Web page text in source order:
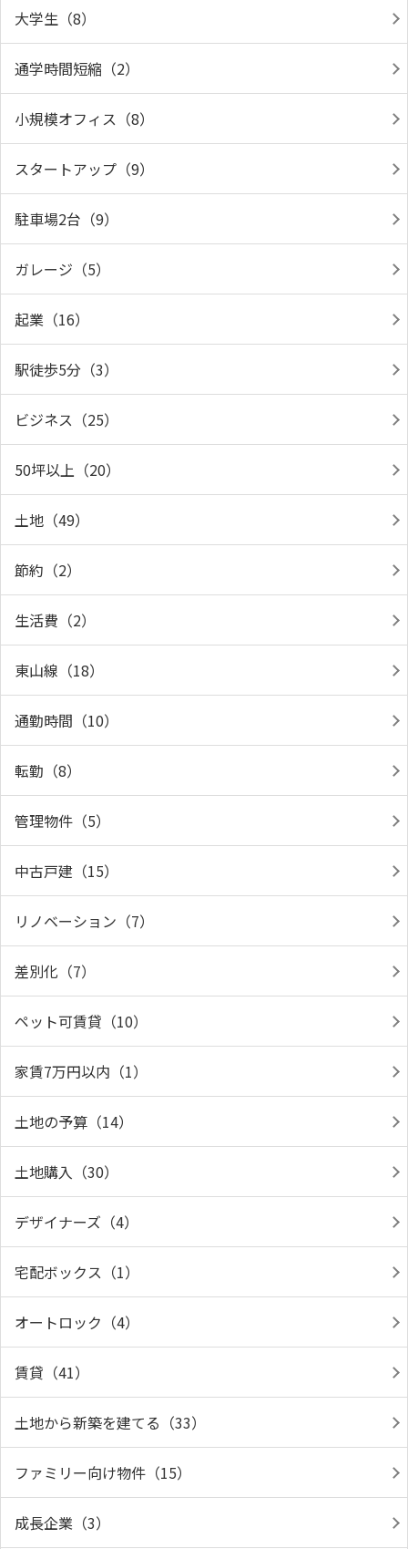
大学生（8）
通学時間短縮（2）
小規模オフィス（8）
スタートアップ（9）
駐車場2台（9）
ガレージ（5）
起業（16）
駅徒歩5分（3）
ビジネス（25）
50坪以上（20）
土地（49）
節約（2）
生活費（2）
東山線（18）
通勤時間（10）
転勤（8）
管理物件（5）
中古戸建（15）
リノベーション（7）
差別化（7）
ペット可賃貸（10）
家賃7万円以内（1）
土地の予算（14）
土地購入（30）
デザイナーズ（4）
宅配ボックス（1）
オートロック（4）
賃貸（41）
土地から新築を建てる（33）
ファミリー向け物件（15）
成長企業（3）